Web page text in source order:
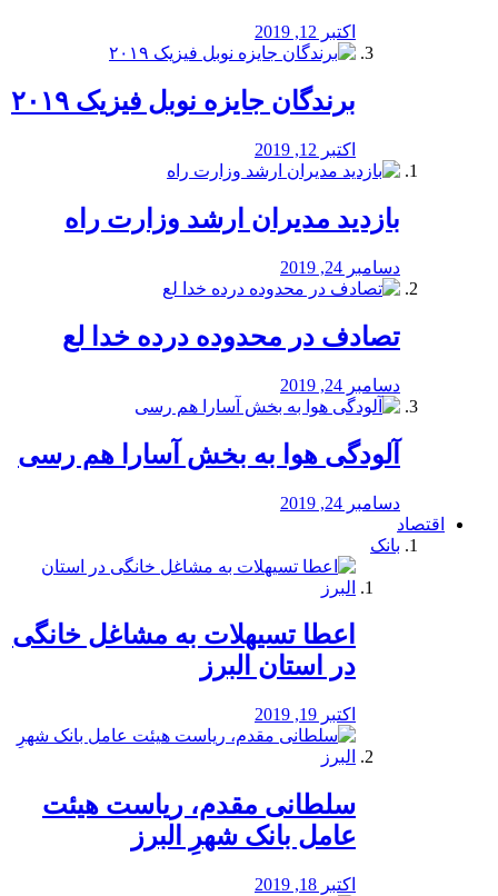
اکتبر 12, 2019
برندگان جایزه نوبل فیزیک ۲۰۱۹
اکتبر 12, 2019
بازدید مدیران ارشد وزارت راه
دسامبر 24, 2019
تصادف در محدوده درده خدا لع
دسامبر 24, 2019
آلودگی هوا به بخش آسارا هم رسی
دسامبر 24, 2019
اقتصاد
بانک
️اعطا تسیهلات به مشاغل خانگی
در استان البرز
اکتبر 19, 2019
سلطانی مقدم، ریاست هیئت
عامل بانک شهرِ البرز
اکتبر 18, 2019